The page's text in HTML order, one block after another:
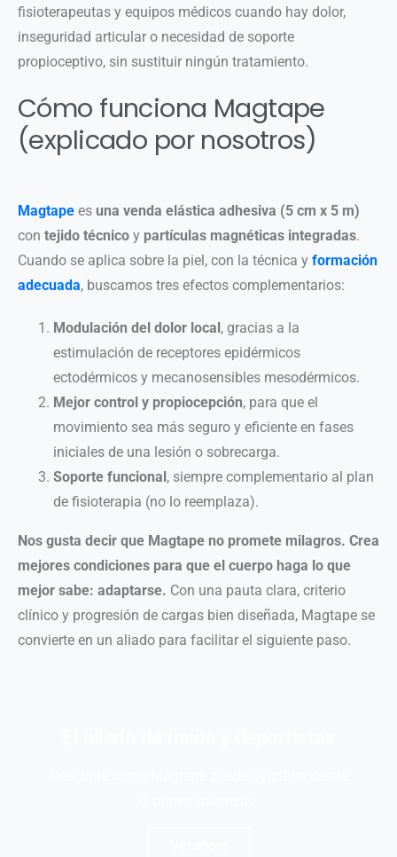
fisioterapeutas y equipos médicos cuando hay dolor,
inseguridad articular o necesidad de soporte
propioceptivo, sin sustituir ningún tratamiento.
Cómo funciona Magtape
(explicado por nosotros)
Magtape es una venda elástica adhesiva (5 cm x 5 m)
con tejido técnico y partículas magnéticas integradas.
Cuando se aplica sobre la piel, con la técnica y formación
adecuada, buscamos tres efectos complementarios:
Modulación del dolor local , gracias a la
estimulación de receptores epidérmicos
ectodérmicos y mecanosensibles mesodérmicos.
Mejor control y propiocepción, para que el
movimiento sea más seguro y eficiente en fases
iniciales de una lesión o sobrecarga.
Soporte funcional , siempre complementario al plan
de fisioterapia (no lo reemplaza).
Nos gusta decir que Magtape no promete milagros. Crea
mejores condiciones para que el cuerpo haga lo que
mejor sabe: adaptarse. Con una pauta clara, criterio
clínico y progresión de cargas bien diseñada, Magtape se
convierte en un aliado para facilitar el siguiente paso.